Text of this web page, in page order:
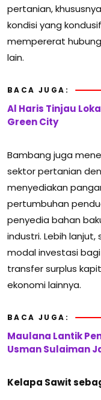
pertanian,
kondisi yang
mempererat
lain.
BACA JUGA:
Al Haris Tinjau
Green City
Bambang juga
sektor pertanian
menyediakan
pertumbuhan
penyedia bahan
industri. Lebih
modal investasi
transfer surplus
ekonomi lainnya.
BACA JUGA:
Maulana Lantik
Usman Sulaiman
Kelapa Sawit